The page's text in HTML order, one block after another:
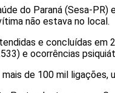
do Paraná (Sesa-
não estava no local.
e concluídas
e ocorrências
de 100 mil